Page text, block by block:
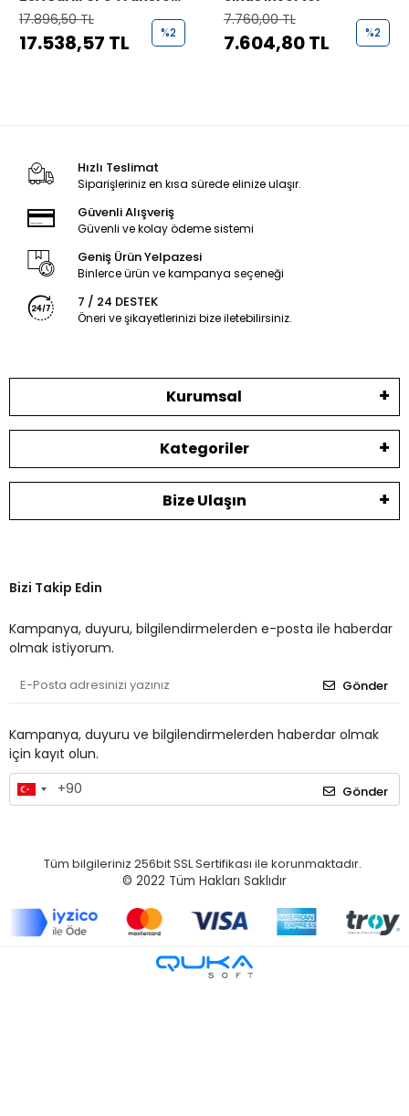
Switchli Tam Sinüs
İnvertör
17.896,50 TL
17.538,57 TL %2
7.760,00 TL
7.604,80 TL %2
Hızlı Teslimat
Siparişleriniz en kısa sürede elinize ulaşır.
Güvenli Alışveriş
Güvenli ve kolay ödeme sistemi
Geniş Ürün Yelpazesi
Binlerce ürün ve kampanya seçeneği
7 / 24 DESTEK
Öneri ve şikayetlerinizi bize iletebilirsiniz.
Kurumsal
Kategoriler
Bize Ulaşın
Bizi Takip Edin
Kampanya, duyuru, bilgilendirmelerden e-posta ile haberdar
olmak istiyorum.
Gönder
Kampanya, duyuru ve bilgilendirmelerden haberdar olmak
için kayıt olun.
Gönder
Tüm bilgileriniz 256bit SSL Sertifikası ile korunmaktadır.
© 2022 Tüm Hakları Saklıdır